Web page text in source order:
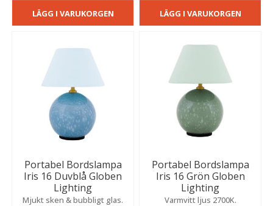
LÄGG I VARUKORGEN LÄGG I VARUKORGEN
Portabel Bordslampa
Iris 16 Duvblå Globen
Lighting
Mjukt sken & bubbligt glas.
Portabel Bordslampa
Iris 16 Grön Globen
Lighting
Varmvitt ljus 2700K.